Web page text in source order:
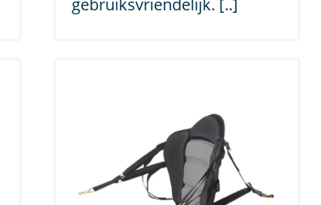
gebruiksvriendelijk. [..]